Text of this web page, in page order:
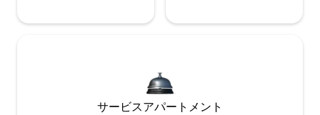
サービスアパートメント